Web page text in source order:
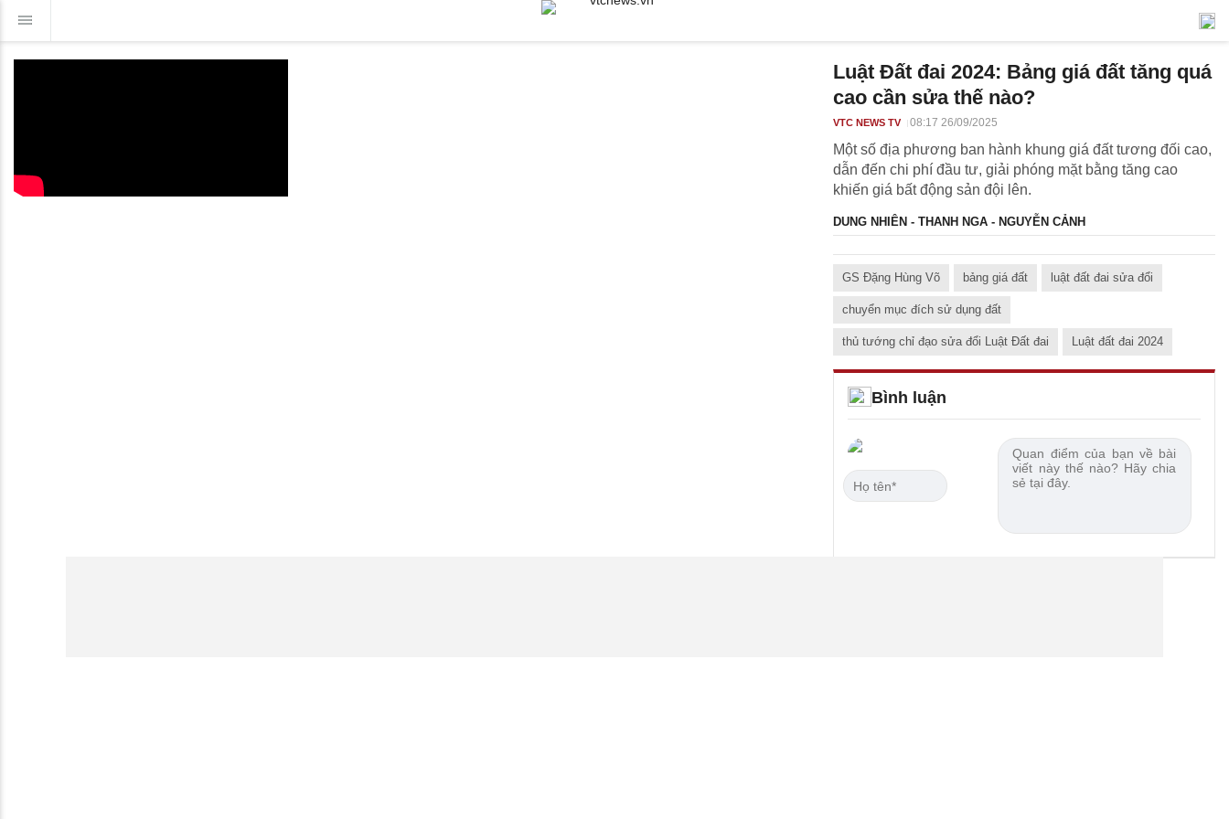
Luật Đất đai 2024: Bảng giá đất tăng quá
cao cần sửa thế nào?
VTC NEWS TV 08:17 26/09/2025
Một số địa phương ban hành khung giá đất tương đối cao,
dẫn đến chi phí đầu tư, giải phóng mặt bằng tăng cao
khiến giá bất động sản đội lên.
DUNG NHIÊN - THANH NGA - NGUYỄN CẢNH
GS Đặng Hùng Võ bảng giá đất luật đất đai sửa đổi
chuyển mục đích sử dụng đất
thủ tướng chỉ đạo sửa đổi Luật Đất đai Luật đất đai 2024
Bình luận